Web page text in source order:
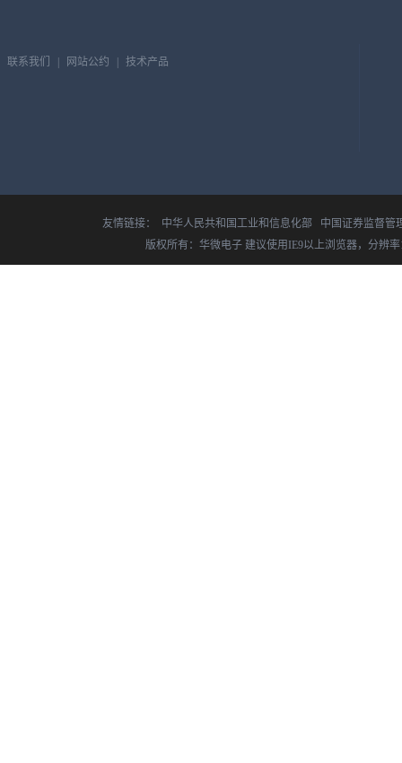
联系我们 网站公约 技术产品
友情链接： 中华人民共和国工业和信息化部
中国证券监督管
版权所有：华微电子 建议使用IE9以上浏览器，分辨